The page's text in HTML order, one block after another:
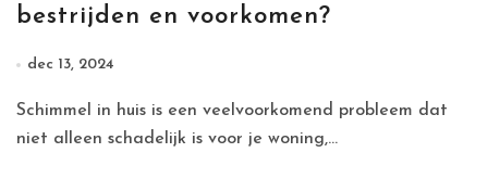
bestrijden en voorkomen?
dec 13, 2024
Schimmel in huis is een veelvoorkomend probleem dat
niet alleen schadelijk is voor je woning,...